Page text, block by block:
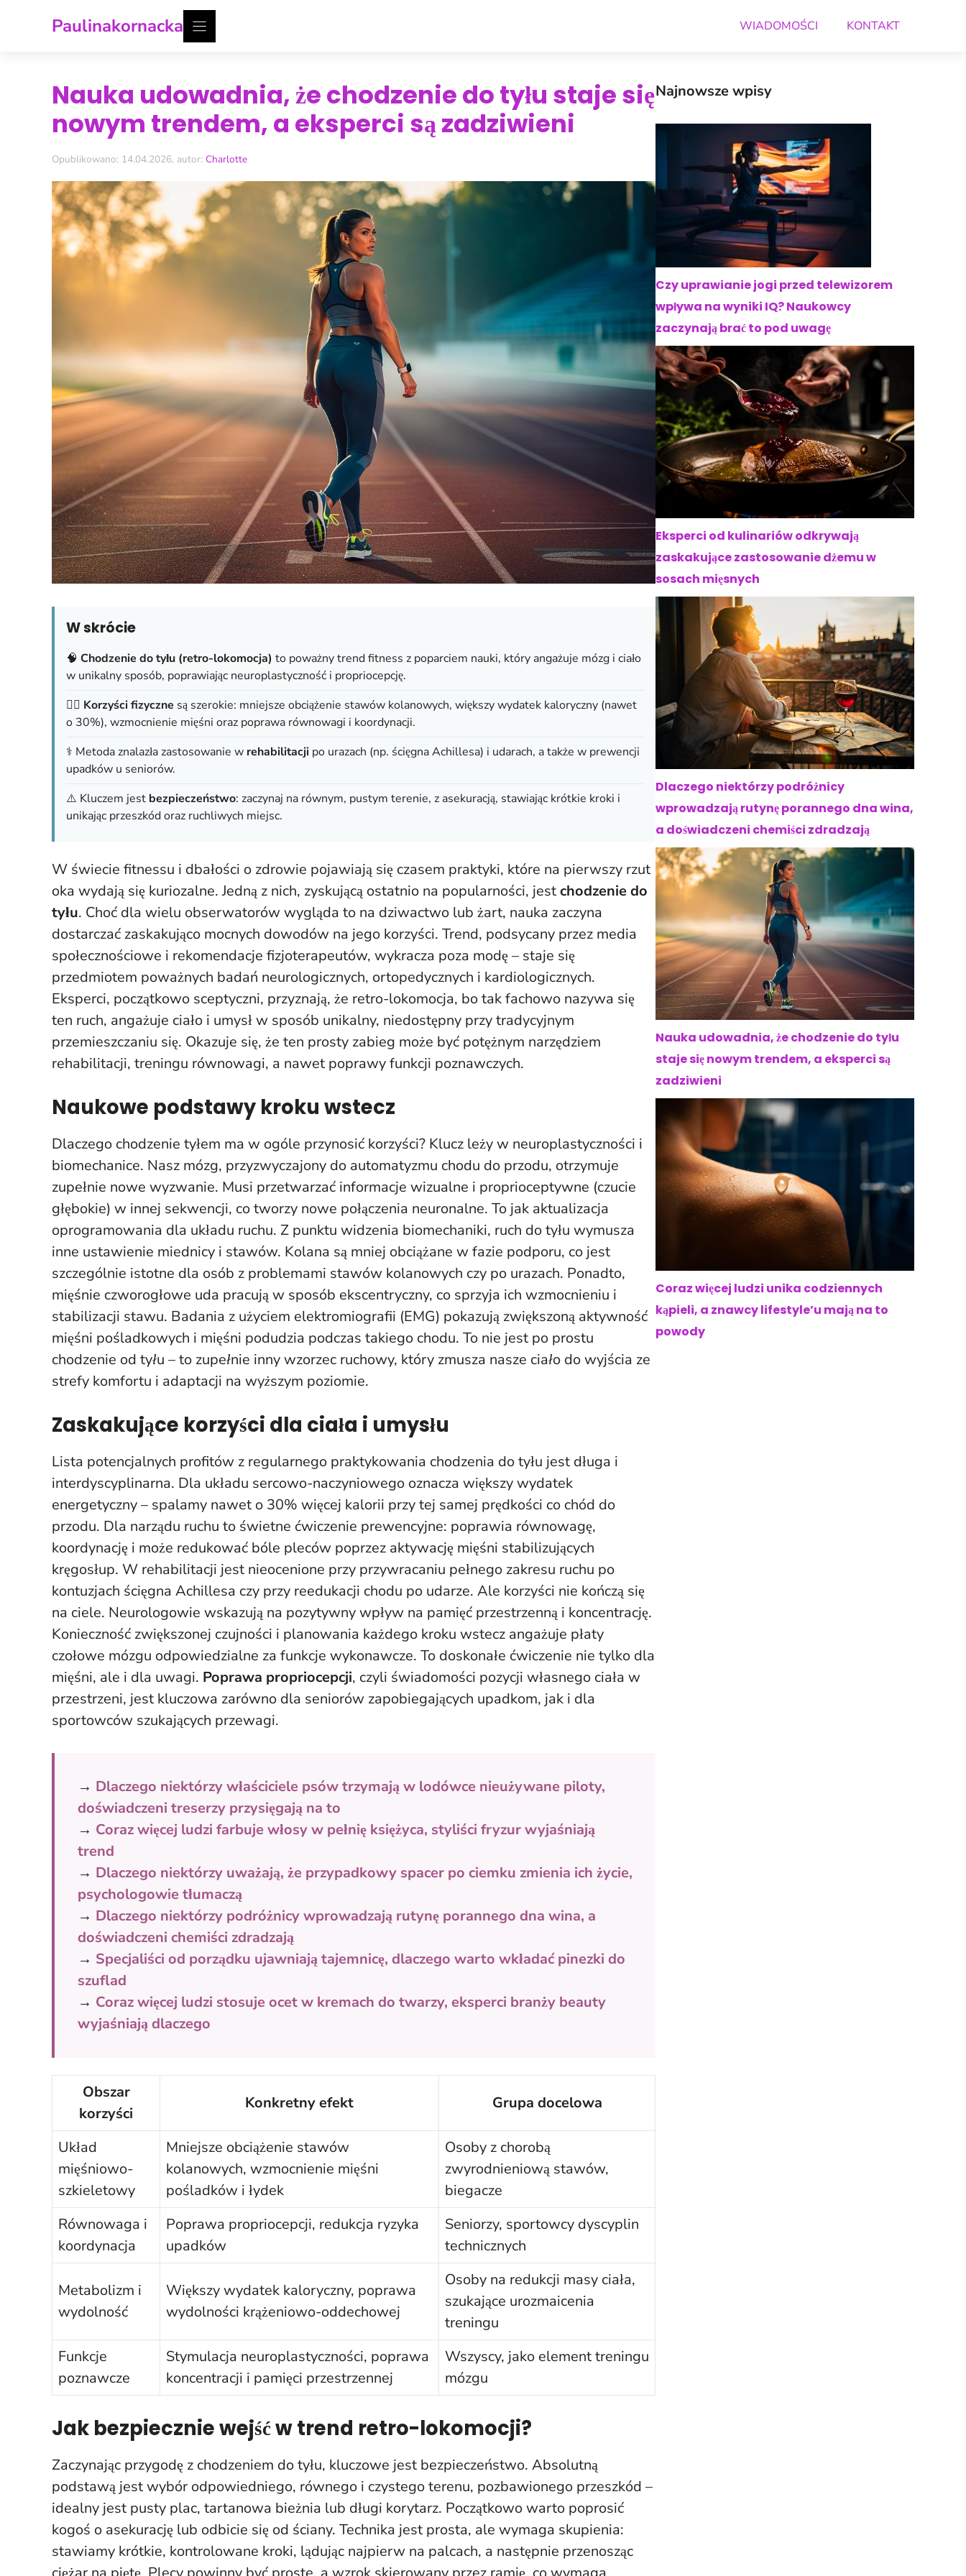
Paulinakornacka WIADOMOŚCI KONTAKT
Nauka udowadnia, że chodzenie do tyłu staje się
nowym trendem, a eksperci są zadziwieni
Opublikowano: 14.04.2026, autor: Charlotte
W skrócie
🧠 Chodzenie do tyłu (retro-lokomocja) to poważny trend fitness z poparciem nauki, który angażuje mózg i ciało
w unikalny sposób, poprawiając neuroplastyczność i propriocepcję.
🏃‍♂️ Korzyści fizyczne są szerokie: mniejsze obciążenie stawów kolanowych, większy wydatek kaloryczny (nawet
o 30%), wzmocnienie mięśni oraz poprawa równowagi i koordynacji.
⚕️ Metoda znalazła zastosowanie w rehabilitacji po urazach (np. ścięgna Achillesa) i udarach, a także w prewencji
upadków u seniorów.
⚠️ Kluczem jest bezpieczeństwo: zaczynaj na równym, pustym terenie, z asekuracją, stawiając krótkie kroki i
unikając przeszkód oraz ruchliwych miejsc.
W świecie fitnessu i dbałości o zdrowie pojawiają się czasem praktyki, które na pierwszy rzut
oka wydają się kuriozalne. Jedną z nich, zyskującą ostatnio na popularności, jestchodzenie do
tyłu. Choć dla wielu obserwatorów wygląda to na dziwactwo lub żart, nauka zaczyna
dostarczać zaskakująco mocnych dowodów na jego korzyści. Trend, podsycany przez media
społecznościowe i rekomendacje fizjoterapeutów, wykracza poza modę – staje się
przedmiotem poważnych badań neurologicznych, ortopedycznych i kardiologicznych.
Eksperci, początkowo sceptyczni, przyznają, że retro-lokomocja, bo tak fachowo nazywa się
ten ruch, angażuje ciało i umysł w sposób unikalny, niedostępny przy tradycyjnym
przemieszczaniu się. Okazuje się, że ten prosty zabieg może być potężnym narzędziem
rehabilitacji, treningu równowagi, a nawet poprawy funkcji poznawczych.
Naukowe podstawy kroku wstecz
Dlaczego chodzenie tyłem ma w ogóle przynosić korzyści? Klucz leży w neuroplastyczności i
biomechanice. Nasz mózg, przyzwyczajony do automatyzmu chodu do przodu, otrzymuje
zupełnie nowe wyzwanie. Musi przetwarzać informacje wizualne i proprioceptywne (czucie
głębokie) w innej sekwencji, co tworzy nowe połączenia neuronalne. To jak aktualizacja
oprogramowania dla układu ruchu. Z punktu widzenia biomechaniki, ruch do tyłu wymusza
inne ustawienie miednicy i stawów. Kolana są mniej obciążane w fazie podporu, co jest
szczególnie istotne dla osób z problemami stawów kolanowych czy po urazach. Ponadto,
mięśnie czworogłowe uda pracują w sposób ekscentryczny, co sprzyja ich wzmocnieniu i
stabilizacji stawu. Badania z użyciem elektromiografii (EMG) pokazują zwiększoną aktywność
mięśni pośladkowych i mięśni podudzia podczas takiego chodu. To nie jest po prostu
chodzenie od tyłu – to zupełnie inny wzorzec ruchowy, który zmusza nasze ciało do wyjścia ze
strefy komfortu i adaptacji na wyższym poziomie.
Zaskakujące korzyści dla ciała i umysłu
Lista potencjalnych profitów z regularnego praktykowania chodzenia do tyłu jest długa i
interdyscyplinarna. Dla układu sercowo-naczyniowego oznacza większy wydatek
energetyczny – spalamy nawet o 30% więcej kalorii przy tej samej prędkości co chód do
przodu. Dla narządu ruchu to świetne ćwiczenie prewencyjne: poprawia równowagę,
koordynację i może redukować bóle pleców poprzez aktywację mięśni stabilizujących
kręgosłup. W rehabilitacji jest nieocenione przy przywracaniu pełnego zakresu ruchu po
kontuzjach ścięgna Achillesa czy przy reedukacji chodu po udarze. Ale korzyści nie kończą się
na ciele. Neurologowie wskazują na pozytywny wpływ na pamięć przestrzenną i koncentrację.
Konieczność zwiększonej czujności i planowania każdego kroku wstecz angażuje płaty
czołowe mózgu odpowiedzialne za funkcje wykonawcze. To doskonałe ćwiczenie nie tylko dla
mięśni, ale i dla uwagi. Poprawa propriocepcji, czyli świadomości pozycji własnego ciała w
przestrzeni, jest kluczowa zarówno dla seniorów zapobiegających upadkom, jak i dla
sportowców szukających przewagi.
→ Dlaczego niektórzy właściciele psów trzymają w lodówce nieużywane piloty,
doświadczeni treserzy przysięgają na to
→ Coraz więcej ludzi farbuje włosy w pełnię księżyca, styliści fryzur wyjaśniają
trend
→ Dlaczego niektórzy uważają, że przypadkowy spacer po ciemku zmienia ich życie,
psychologowie tłumaczą
→ Dlaczego niektórzy podróżnicy wprowadzają rutynę porannego dna wina, a
doświadczeni chemiści zdradzają
→ Specjaliści od porządku ujawniają tajemnicę, dlaczego warto wkładać pinezki do
szuflad
→ Coraz więcej ludzi stosuje ocet w kremach do twarzy, eksperci branży beauty
wyjaśniają dlaczego
Obszar
korzyści
Konkretny efekt Grupa docelowa
Układ
mięśniowo-
szkieletowy
Mniejsze obciążenie stawów
kolanowych, wzmocnienie mięśni
pośladków i łydek
Osoby z chorobą
zwyrodnieniową stawów,
biegacze
Równowaga i
koordynacja
Poprawa propriocepcji, redukcja ryzyka
upadków
Seniorzy, sportowcy dyscyplin
technicznych
Metabolizm i
wydolność
Większy wydatek kaloryczny, poprawa
wydolności krążeniowo-oddechowej
Osoby na redukcji masy ciała,
szukające urozmaicenia
treningu
Funkcje
poznawcze
Stymulacja neuroplastyczności, poprawa
koncentracji i pamięci przestrzennej
Wszyscy, jako element treningu
mózgu
Jak bezpiecznie wejść w trend retro-lokomocji?
Zaczynając przygodę z chodzeniem do tyłu, kluczowe jest bezpieczeństwo. Absolutną
podstawą jest wybór odpowiedniego, równego i czystego terenu, pozbawionego przeszkód –
idealny jest pusty plac, tartanowa bieżnia lub długi korytarz. Początkowo warto poprosić
kogoś o asekurację lub odbicie się od ściany. Technika jest prosta, ale wymaga skupienia:
stawiamy krótkie, kontrolowane kroki, lądując najpierw na palcach, a następnie przenosząc
Najnowsze wpisy
Czy uprawianie jogi przed telewizorem
wpływa na wyniki IQ? Naukowcy
zaczynają brać to pod uwagę
Eksperci od kulinariów odkrywają
zaskakujące zastosowanie dżemu w
sosach mięsnych
Dlaczego niektórzy podróżnicy
wprowadzają rutynę porannego dna wina,
a doświadczeni chemiści zdradzają
Nauka udowadnia, że chodzenie do tyłu
staje się nowym trendem, a eksperci są
zadziwieni
Coraz więcej ludzi unika codziennych
kąpieli, a znawcy lifestyle’u mają na to
powody